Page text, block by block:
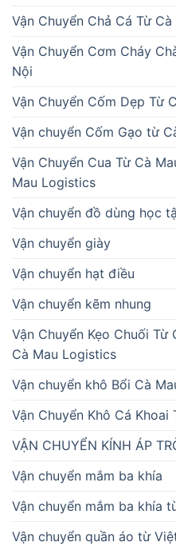
Vận Chuyển Chả Cá Từ
Vận Chuyển Cơm Cháy
Nội
Vận Chuyển Cốm Dẹp Từ
Vận chuyển Cốm Gạo từ
Vận Chuyển Cua Từ Cà
Mau Logistics
Vận chuyển đồ dùng học
Vận chuyển giày
Vận chuyển hạt điều
Vận chuyển kẽm nhung
Vận Chuyển Kẹo Chuối Từ
Cà Mau Logistics
Vận chuyển khô Bổi Cà
Vận Chuyển Khô Cá
VẬN CHUYỂN KÍNH ÁP
Vận chuyển mắm ba khía
Vận chuyển mắm ba khía
Vận chuyển quần áo từ